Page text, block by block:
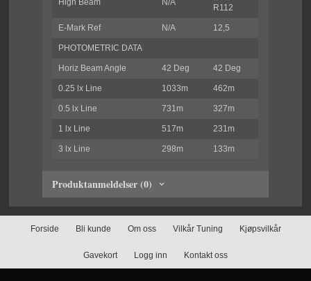
High Beam N/A
R112
E-Mark Ref N/A 12,5
PHOTOMETRIC DATA
Horiz Beam Angle 42 Deg 42 Deg
0.25 lx Line 1033m 462m
0.5 lx Line 731m 327m
1 lx Line 517m 231m
3 lx Line 298m 133m
Produktanmeldelser (0)
Forside Bli kunde Om oss Vilkår Tuning Kjøpsvilkår
Gavekort Logg inn Kontakt oss